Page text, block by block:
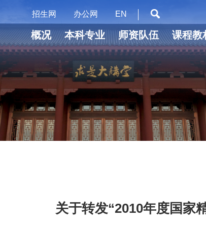
招生网 办公网 EN
概况 本科专业 师资队伍 课程教
关于转发“2010年度国家